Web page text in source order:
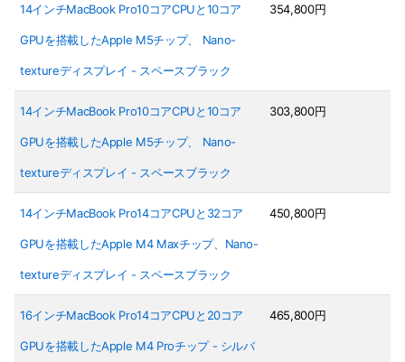
14インチMacBook Pro10コアCPUと10コア
GPUを搭載したApple M5チップ、 Nano-
textureディスプレイ - スペースブラック
354,800円
14インチMacBook Pro10コアCPUと10コア
GPUを搭載したApple M5チップ、 Nano-
textureディスプレイ - スペースブラック
303,800円
14インチMacBook Pro14コアCPUと32コア
GPUを搭載したApple M4 Maxチップ、Nano-
textureディスプレイ - スペースブラック
450,800円
16インチMacBook Pro14コアCPUと20コア
GPUを搭載したApple M4 Proチップ - シルバ
465,800円